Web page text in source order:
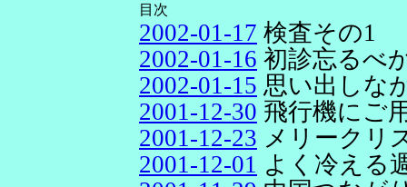
目次
2002-01-17 検査その1
2002-01-16 初診忘るべ
2002-01-15 思い出しな
2001-12-30 飛行機にご
2001-12-23 メリークリ
2001-12-01 よく冷える